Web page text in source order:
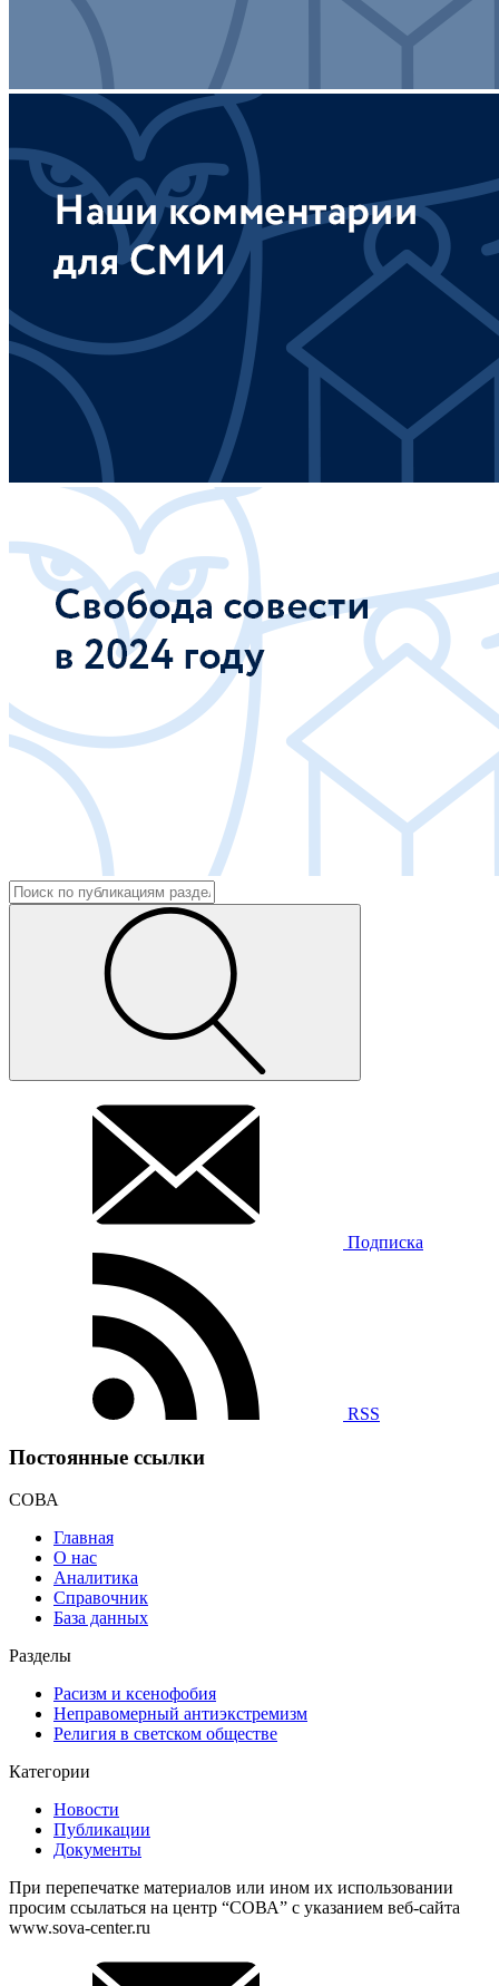
Подписка
RSS
Постоянные ссылки
СОВА
Главная
О нас
Аналитика
Справочник
База данных
Разделы
Расизм и ксенофобия
Неправомерный антиэкстремизм
Религия в светском обществе
Категории
Новости
Публикации
Документы
При перепечатке материалов или ином их использовании
просим ссылаться на центр “СОВА” с указанием веб-сайта
www.sova-center.ru